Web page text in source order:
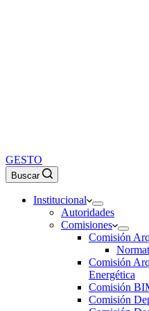
GESTO
Buscar
Institucional
Autoridades
Comisiones
Comisión
Comisión
Energética
Comisión
Comisión